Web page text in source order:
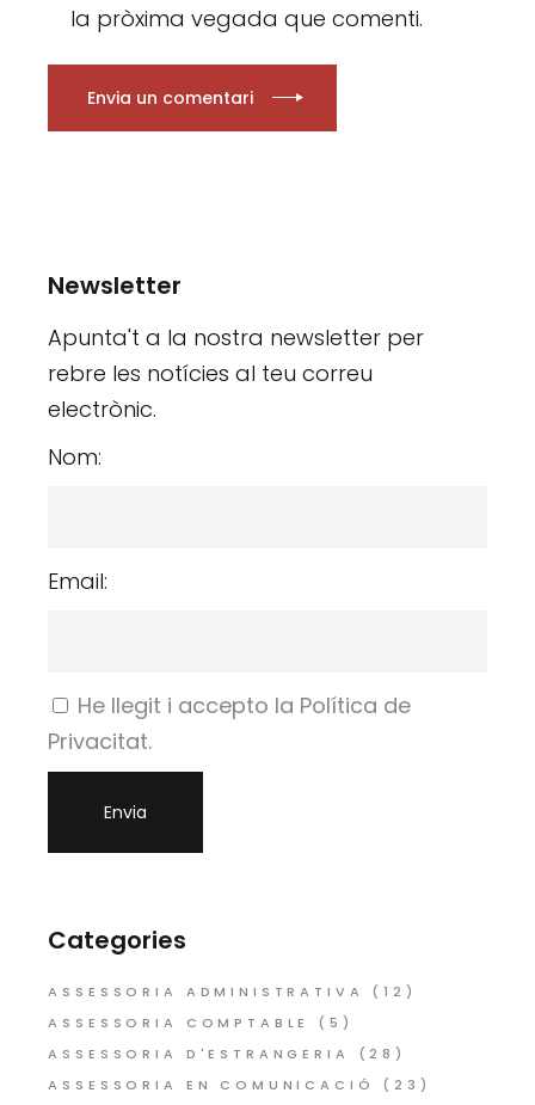
la pròxima vegada que comenti.
Envia un comentari
Newsletter
Apunta't a la nostra newsletter per
rebre les notícies al teu correu
electrònic.
Nom:
Email:
He llegit i accepto la Política de
Privacitat.
Categories
ASSESSORIA ADMINISTRATIVA
(12)
ASSESSORIA COMPTABLE
(5)
ASSESSORIA D'ESTRANGERIA
(28)
ASSESSORIA EN COMUNICACIÓ
(23)